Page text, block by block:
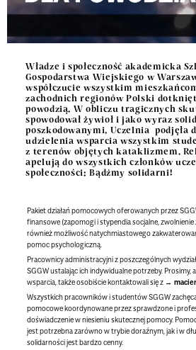
Władze i społeczność akademicka
Gospodarstwa Wiejskiego w
współczucie wszystkim
zachodnich regionów Polski
powodzią. W obliczu tragicznych
spowodował żywioł i jako wyraz
poszkodowanymi, Uczelnia podjęła
udzielenia wsparcia wszystkim
z terenów objętych kataklizmem.
apelują do wszystkich członków
społeczności: Bądźmy solidarni!
Pakiet działań pomocowych oferowanych przez
finansowe (zapomogi i stypendia socjalne, zwolnienie
również możliwość natychmiastowego
pomoc psychologiczną.
Pracownicy administracyjni z poszczególnych
SGGW ustalając ich indywidualne potrzeby. Prosimy,
wsparcia, także osobiście kontaktowali się z
Wszystkich pracowników i studentów SGGW
pomocowe koordynowane przez sprawdzone i
doświadczenie w niesieniu skutecznej pomocy.
jest potrzebna zarówno w trybie doraźnym, jak i w
solidarności jest bardzo cenny.